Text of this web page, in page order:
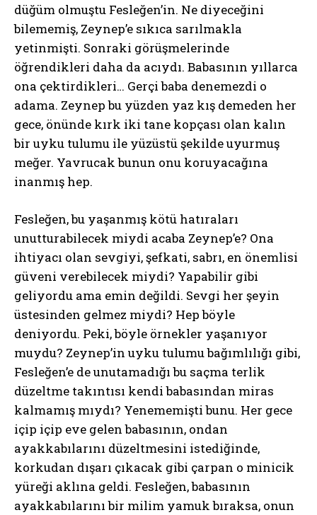
düğüm olmuştu Fesleğen’in. Ne diyeceğini
bilememiş, Zeynep’e sıkıca sarılmakla
yetinmişti. Sonraki görüşmelerinde
öğrendikleri daha da acıydı. Babasının yıllarca
ona çektirdikleri… Gerçi baba denemezdi o
adama. Zeynep bu yüzden yaz kış demeden her
gece, önünde kırk iki tane kopçası olan kalın
bir uyku tulumu ile yüzüstü şekilde uyurmuş
meğer. Yavrucak bunun onu koruyacağına
inanmış hep.
Fesleğen, bu yaşanmış kötü hatıraları
unutturabilecek miydi acaba Zeynep’e? Ona
ihtiyacı olan sevgiyi, şefkati, sabrı, en önemlisi
güveni verebilecek miydi? Yapabilir gibi
geliyordu ama emin değildi. Sevgi her şeyin
üstesinden gelmez miydi? Hep böyle
deniyordu. Peki, böyle örnekler yaşanıyor
muydu? Zeynep’in uyku tulumu bağımlılığı gibi,
Fesleğen’e de unutamadığı bu saçma terlik
düzeltme takıntısı kendi babasından miras
kalmamış mıydı? Yenememişti bunu. Her gece
içip içip eve gelen babasının, ondan
ayakkabılarını düzeltmesini istediğinde,
korkudan dışarı çıkacak gibi çarpan o minicik
yüreği aklına geldi. Fesleğen, babasının
ayakkabılarını bir milim yamuk bıraksa, onun